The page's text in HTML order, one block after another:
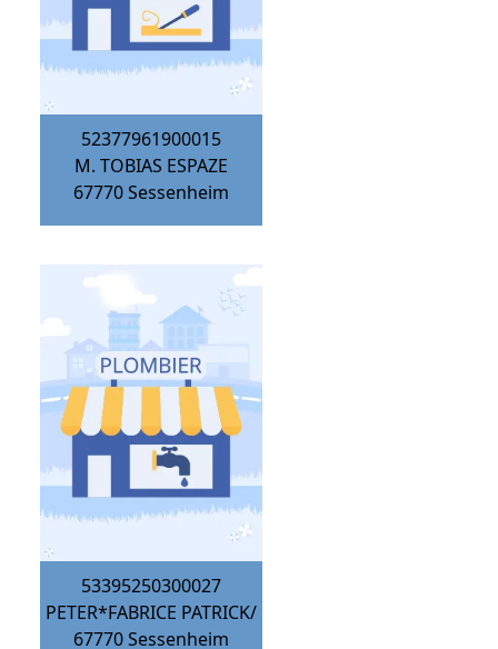
52377961900015
M. TOBIAS ESPAZE
67770Sessenheim
53395250300027
PETER*FABRICE PATRICK/
67770Sessenheim